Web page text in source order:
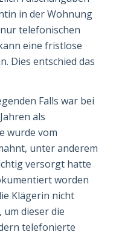
in der Wohnung
telefonischen
eine fristlose
Dies entschied das
Falls war bei
als
wurde vom
unter anderem
versorgt hatte
worden
Klägerin nicht
dieser die
telefonierte